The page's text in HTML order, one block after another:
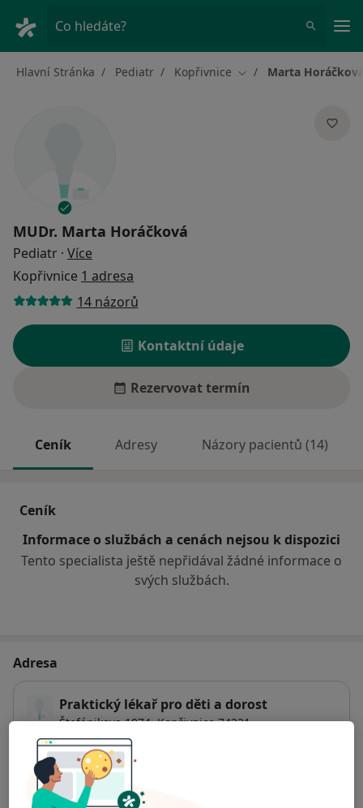
Co hledáte?
Hlavní Stránka Pediatr Kopřivnice Změna města
Marta
MUDr. Marta Horáčková
Pediatr · Více
Kopřivnice 1 adresa
14 názorů
Kontaktní údaje
Rezervovat termín
Ceník Adresy Názory pacientů (14)
Ceník
Informace o službách a cenách nejsou k dispozici
Tento specialista ještě nepřidával žádné informace o
svých službách.
Adresa
Praktický lékař pro děti a dorost
Štefánikova 1074, Kopřivnice74221